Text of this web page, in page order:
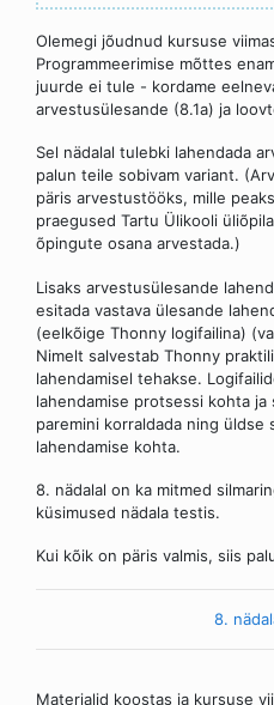
Olemegi jõudnud kursuse
Programmeerimise mõttes
juurde ei tule - kordame
arvestusülesande (8.1a) ja
Sel nädalal tulebki lahendada
palun teile sobivam variant.
päris arvestustööks, mille
praegused Tartu Ülikooli
õpingute osana arvestada.)
Lisaks arvestusülesande
esitada vastava ülesande
(eelkõige Thonny logifailina)
Nimelt salvestab Thonny
lahendamisel tehakse.
lahendamise protsessi kohta
paremini korraldada ning
lahendamise kohta.
8. nädalal on ka mitmed
küsimused nädala testis.
Kui kõik on päris valmis, siis
8.
Materjalid koostas ja kursuse